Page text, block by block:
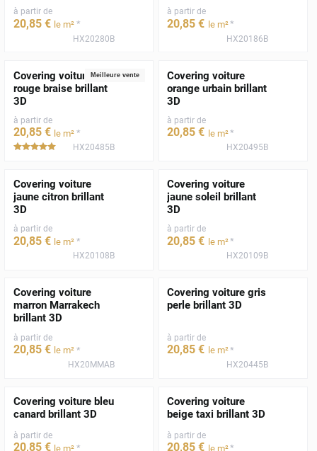
à partir de
20,85 € le m² *
HX20280B
à partir de
20,85 € le m²*
HX20186B
Meilleure vente
Covering voiture
rouge braise brillant
3D
à partir de
20,85 € le m² *
*****HX20485B
Covering voiture
orange urbain brillant
3D
à partir de
20,85 € le m²*
HX20495B
Covering voiture
jaune citron brillant
3D
à partir de
20,85 € le m² *
HX20108B
Covering voiture
jaune soleil brillant
3D
à partir de
20,85 € le m²*
HX20109B
Covering voiture
marron Marrakech
brillant 3D
à partir de
20,85 € le m² *
HX20MMAB
Covering voiture gris
perle brillant 3D
à partir de
20,85 € le m²*
HX20445B
Covering voiture bleu
canard brillant 3D
à partir de
20,85 € le m² *
Covering voiture
beige taxi brillant 3D
à partir de
20,85 € le m²*